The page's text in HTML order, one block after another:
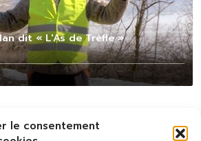
le consentement
dit « L'As de Trèfle »